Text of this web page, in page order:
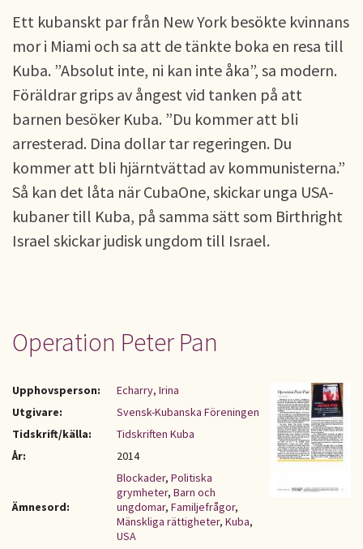
Ett kubanskt par från New York besökte kvinnans
mor i Miami och sa att de tänkte boka en resa till
Kuba. ”Absolut inte, ni kan inte åka”, sa modern.
Föräldrar grips av ångest vid tanken på att
barnen besöker Kuba. ”Du kommer att bli
arresterad. Dina dollar tar regeringen. Du
kommer att bli hjärntvättad av kommunisterna.”
Så kan det låta när CubaOne, skickar unga USA-
kubaner till Kuba, på samma sätt som Birthright
Israel skickar judisk ungdom till Israel.
Operation Peter Pan
Upphovsperson:
Echarry, Irina
Utgivare:
Svensk-Kubanska Föreningen
Tidskrift/källa:
Tidskriften Kuba
År:
2014
Ämnesord:
Blockader, Politiska
grymheter, Barn och
ungdomar, Familjefrågor,
Mänskliga rättigheter, Kuba,
USA